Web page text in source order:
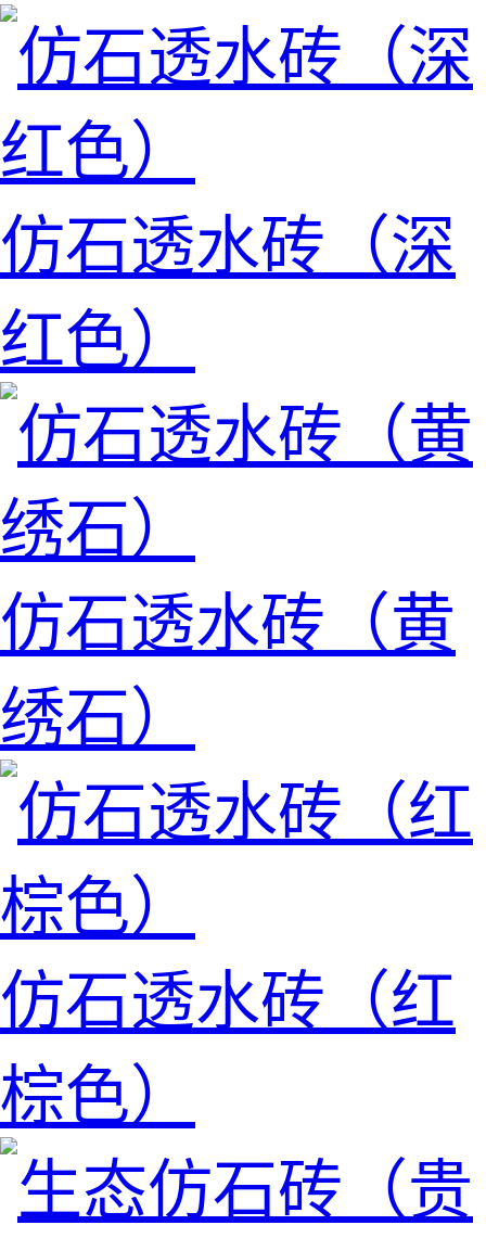
仿石透水砖（深
红色）
仿石透水砖（黄
绣石）
仿石透水砖（红
棕色）